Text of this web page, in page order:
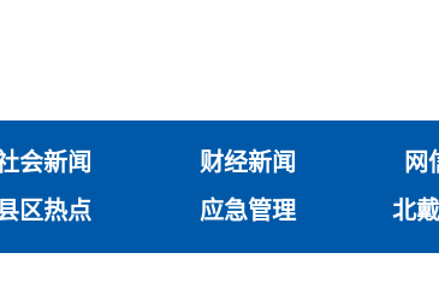
会新闻 财经新闻 网
区热点 应急管理 北